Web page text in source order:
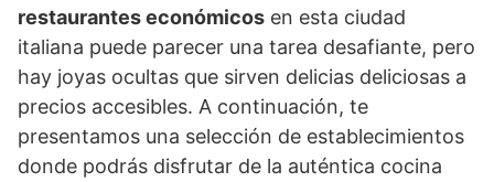
restaurantes económicos en esta ciudad
italiana puede parecer una tarea desafiante, pero
hay joyas ocultas que sirven delicias deliciosas a
precios accesibles. A continuación, te
presentamos una selección de establecimientos
donde podrás disfrutar de la auténtica cocina